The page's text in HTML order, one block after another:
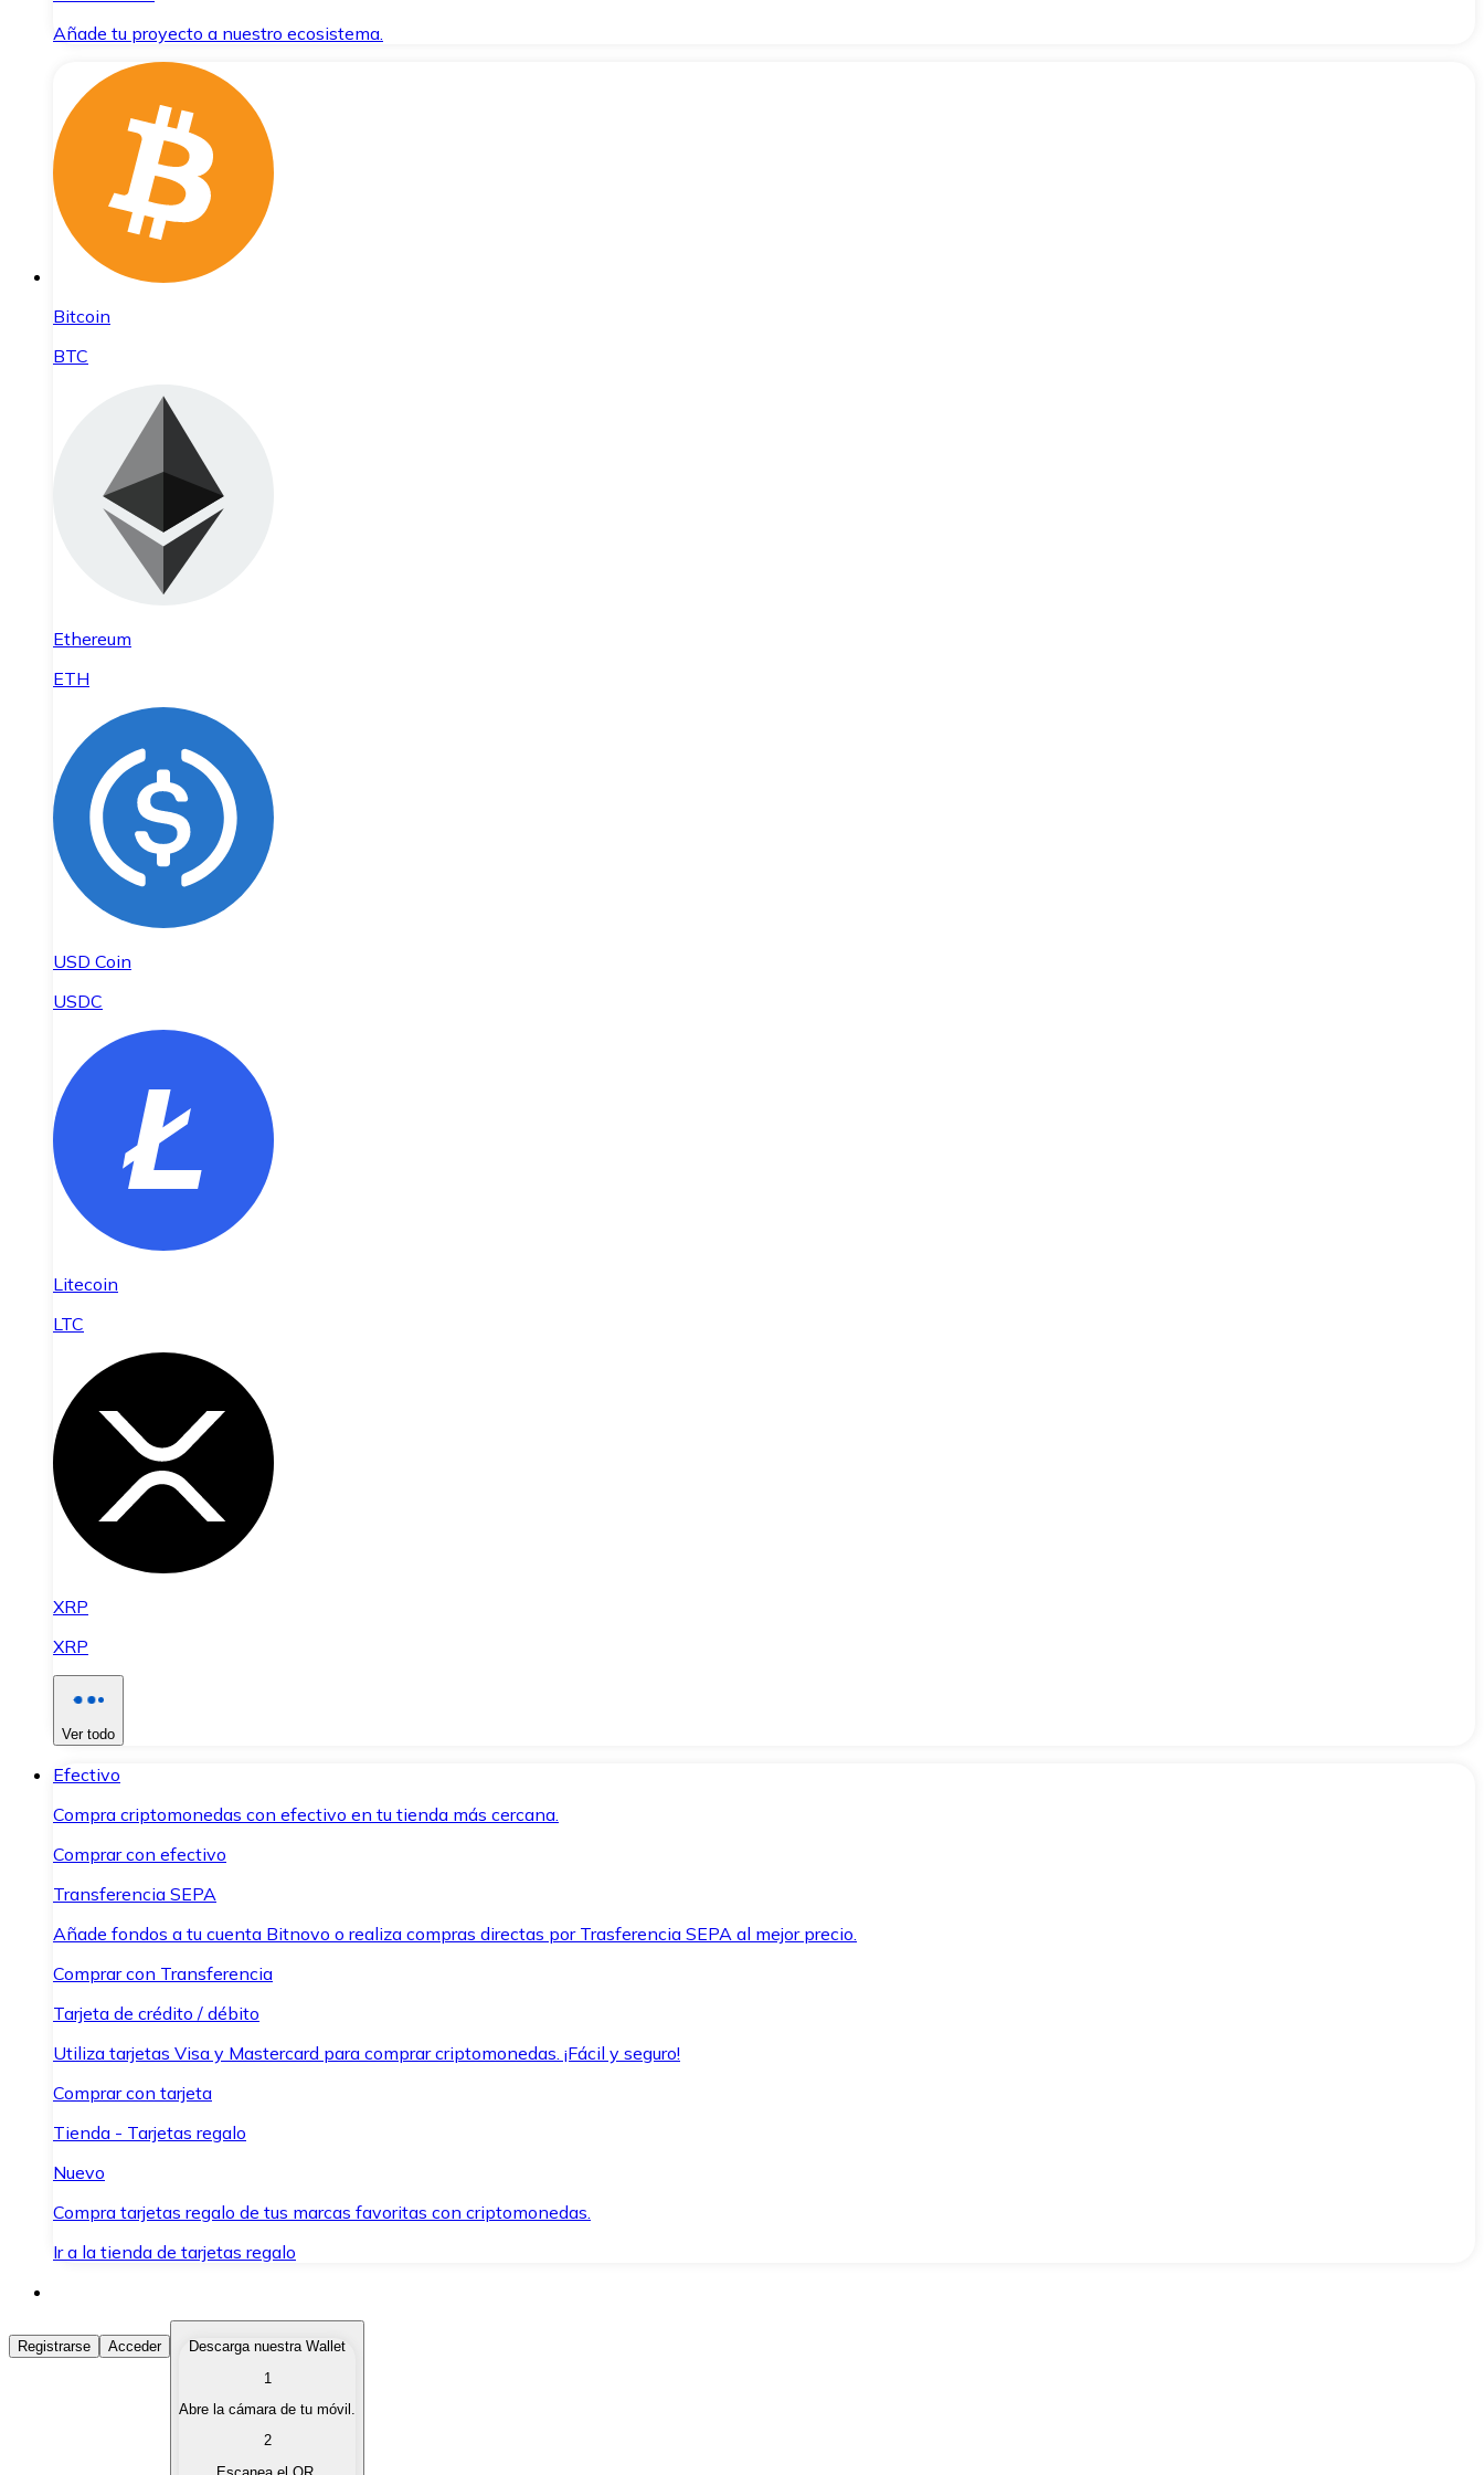
Añade tu proyecto a nuestro ecosistema.
Bitcoin
BTC
Ethereum
ETH
USD Coin
USDC
Litecoin
LTC
XRP
XRP
Ver todo
Efectivo
Compra criptomonedas con efectivo en tu tienda más cercana.
Comprar con efectivo
Transferencia SEPA
Añade fondos a tu cuenta Bitnovo o realiza compras directas por Trasferencia SEPA al mejor precio.
Comprar con Transferencia
Tarjeta de crédito / débito
Utiliza tarjetas Visa y Mastercard para comprar criptomonedas. ¡Fácil y seguro!
Comprar con tarjeta
Tienda - Tarjetas regalo
Nuevo
Compra tarjetas regalo de tus marcas favoritas con criptomonedas.
Ir a la tienda de tarjetas regalo
Comprar Criptomonedas
Compra criptomonedas con diferentes métodos de pago.
Vende tus criptomonedas de forma rápida y segura.
Registrarse Acceder
Descarga nuestra Wallet
1
Abre la cámara de tu móvil.
2